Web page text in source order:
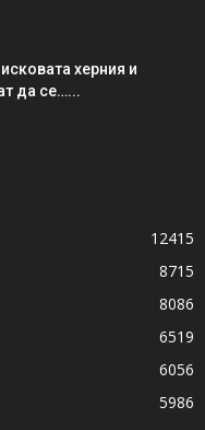
херния и
да се…...
12415
8715
8086
6519
6056
5986